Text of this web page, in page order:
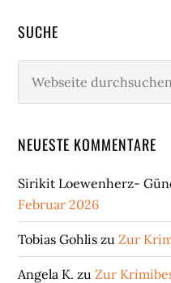
SUCHE
durchsuchen
NEUESTE KOMMENTARE
Sirikit Loewenherz-
Februar 2026
Tobias Gohlis zuZur
Angela K. zuZur